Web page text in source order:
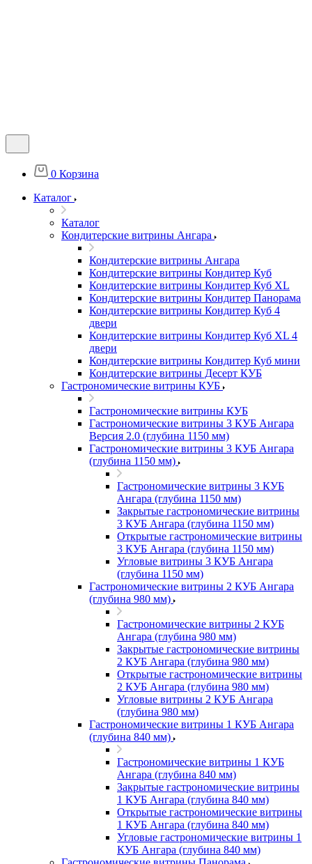
0 Корзина
Каталог
Каталог
Кондитерские витрины Ангара
Кондитерские витрины Ангара
Кондитерские витрины Кондитер Куб
Кондитерские витрины Кондитер Куб XL
Кондитерские витрины Кондитер Панорама
Кондитерские витрины Кондитер Куб 4
двери
Кондитерские витрины Кондитер Куб XL 4
двери
Кондитерские витрины Кондитер Куб мини
Кондитерские витрины Десерт КУБ
Гастрономические витрины КУБ
Гастрономические витрины КУБ
Гастрономические витрины 3 КУБ Ангара
Версия 2.0 (глубина 1150 мм)
Гастрономические витрины 3 КУБ Ангара
(глубина 1150 мм)
Гастрономические витрины 3 КУБ
Ангара (глубина 1150 мм)
Закрытые гастрономические витрины
3 КУБ Ангара (глубина 1150 мм)
Открытые гастрономические витрины
3 КУБ Ангара (глубина 1150 мм)
Угловые витрины 3 КУБ Ангара
(глубина 1150 мм)
Гастрономические витрины 2 КУБ Ангара
(глубина 980 мм)
Гастрономические витрины 2 КУБ
Ангара (глубина 980 мм)
Закрытые гастрономические витрины
2 КУБ Ангара (глубина 980 мм)
Открытые гастрономические витрины
2 КУБ Ангара (глубина 980 мм)
Угловые витрины 2 КУБ Ангара
(глубина 980 мм)
Гастрономические витрины 1 КУБ Ангара
(глубина 840 мм)
Гастрономические витрины 1 КУБ
Ангара (глубина 840 мм)
Закрытые гастрономические витрины
1 КУБ Ангара (глубина 840 мм)
Открытые гастрономические витрины
1 КУБ Ангара (глубина 840 мм)
Угловые гастрономические витрины 1
КУБ Ангара (глубина 840 мм)